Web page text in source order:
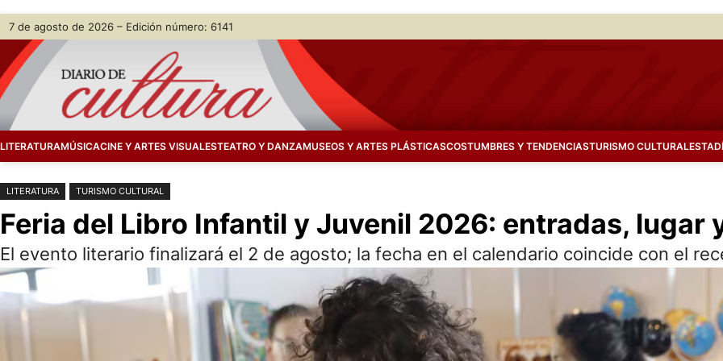
Saltar
contenido
Skip
content
7 de agosto de 2026 – Edición número: 6141
LITERATURAMÚSICACINE Y ARTES VISUALESTEATRO Y DANZAMUSEOS Y ARTES PLÁSTICASCOSTUMBRES Y TENDENCIASTURISMO CULTURAL
LITERATURA TURISMO CULTURAL
Feria del Libro Infantil y Juvenil 2026: entradas, lugar
El evento literario finalizará el 2 de agosto; la fecha en el calendario coincide con el